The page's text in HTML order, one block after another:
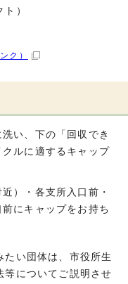
）
ク）
い、下の「回収でき
ルに適するキャップ
）・各支所入口前・
にキャップをお持ち
たい団体は、市役所生
等についてご説明させ